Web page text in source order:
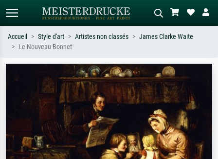
Recherchez par artiste, titre ou style –
ex. Monet, Nuit étoilée,
impressionnisme, vague de Hokusai,
nu.
Décrivez la scène – ex. prairie verte,
abstrait avec beaucoup de rouge,
tableau sombre, nu debout près d'un
arbre.
Accueil Style d'art Artistes non classés
James Clarke Waite
Le Nouveau Bonnet